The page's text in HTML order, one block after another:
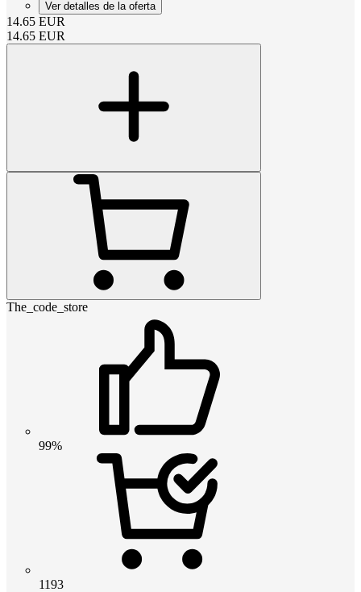
Ver detalles de la oferta
14.65 EUR
14.65 EUR
The_code_store
99%
1193